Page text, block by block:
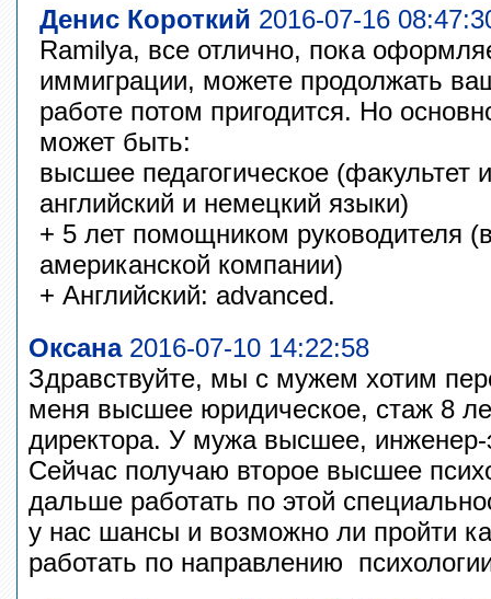
Денис Короткий 2016-07-16
Ramilya, все отлично, пока
иммиграции, можете продолжать
работе потом пригодится. Но
может быть:
высшее педагогическое (факультет
английский и немецкий языки)
+ 5 лет помощником руководителя
американской компании)
+ Английский: advanced.
Оксана2016-07-10 14:22:58
Здравствуйте, мы с мужем хотим
меня высшее юридическое, стаж 8
директора. У мужа высшее, инженер-
Сейчас получаю второе высшее
дальше работать по этой
у нас шансы и возможно ли пройти
работать по направлению